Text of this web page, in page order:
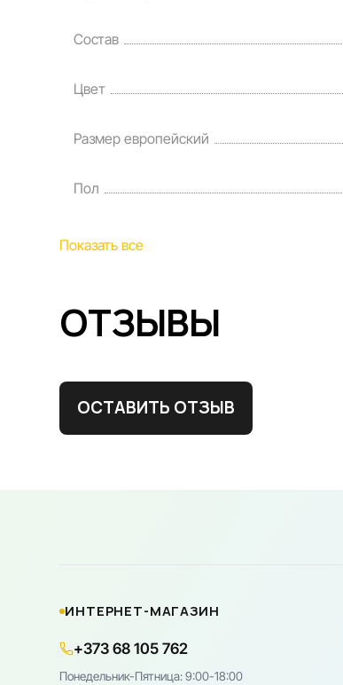
Состав
Цвет
Размер европейский
Пол
Показать все
ОТЗЫВЫ
ОСТАВИТЬ ОТЗЫВ
ИНТЕРНЕТ-МАГАЗИН
+373 68 105 762
Понедельник-Пятница: 9:00-18:00